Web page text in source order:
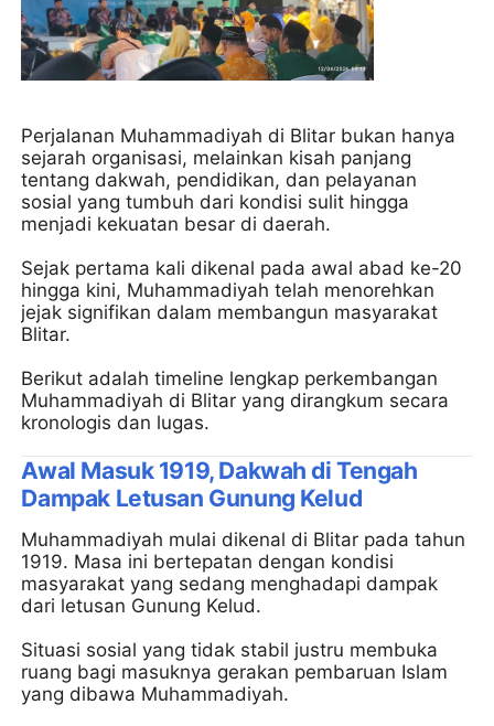
Perjalanan Muhammadiyah di Blitar bukan hanya
sejarah organisasi, melainkan kisah panjang
tentang dakwah, pendidikan, dan pelayanan
sosial yang tumbuh dari kondisi sulit hingga
menjadi kekuatan besar di daerah.
Sejak pertama kali dikenal pada awal abad ke-20
hingga kini, Muhammadiyah telah menorehkan
jejak signifikan dalam membangun masyarakat
Blitar.
Berikut adalah timeline lengkap perkembangan
Muhammadiyah di Blitar yang dirangkum secara
kronologis dan lugas.
Awal Masuk 1919, Dakwah di Tengah
Dampak Letusan Gunung Kelud
Muhammadiyah mulai dikenal di Blitar pada tahun
1919. Masa ini bertepatan dengan kondisi
masyarakat yang sedang menghadapi dampak
dari letusan Gunung Kelud.
Situasi sosial yang tidak stabil justru membuka
ruang bagi masuknya gerakan pembaruan Islam
yang dibawa Muhammadiyah.